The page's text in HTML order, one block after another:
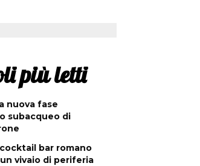
più letti
nuova fase
subacqueo di
bar romano
vivaio di periferia